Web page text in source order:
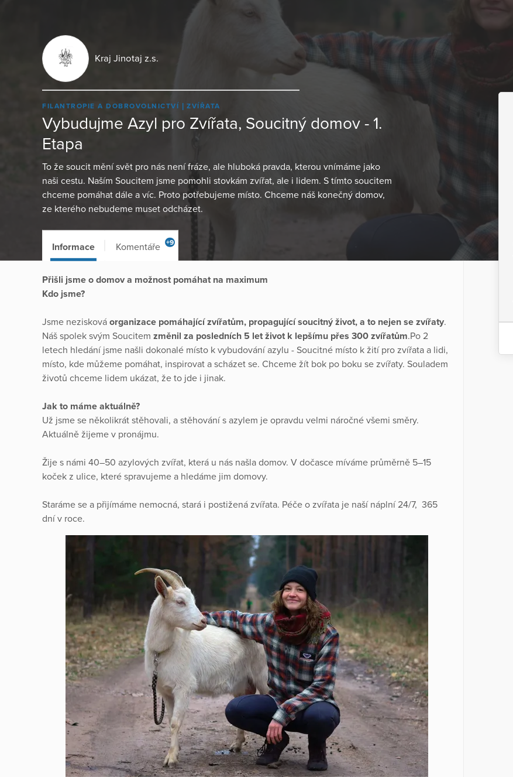
Kraj Jinotaj z.s.
FILANTROPIE A DOBROVOLNICTVÍ ZVÍŘATA
Vybudujme Azyl pro Zvířata, Soucitný domov - 1.
Etapa
To že soucit mění svět pro nás není fráze, ale hluboká pravda, kterou vnímáme jako
naši cestu. Naším Soucitem jsme pomohli stovkám zvířat, ale i lidem. S tímto soucitem
chceme pomáhat dále a víc. Proto potřebujeme místo. Chceme náš konečný domov,
ze kterého nebudeme muset odcházet.
Informace Komentáře +9
Přišli jsme o domov a možnost pomáhat na maximum
Kdo jsme?
Jsme nezisková organizace pomáhající zvířatům, propagující soucitný život, a to nejen se zvířaty.
Náš spolek svým Soucitem změnil za posledních 5 let život k lepšímu přes 300 zvířatům.Po 2
letech hledání jsme našli dokonalé místo k vybudování azylu - Soucitné místo k žití pro zvířata a lidi,
místo, kde můžeme pomáhat, inspirovat a scházet se. Chceme žít bok po boku se zvířaty. Souladem
životů chceme lidem ukázat, že to jde i jinak.
Jak to máme aktuálně?
Už jsme se několikrát stěhovali, a stěhování s azylem je opravdu velmi náročné všemi směry.
Aktuálně žijeme v pronájmu.
Žije s námi 40–50 azylových zvířat, která u nás našla domov. V dočasce míváme průměrně 5–15
koček z ulice, které spravujeme a hledáme jim domovy.
Staráme se a přijímáme nemocná, stará i postižená zvířata. Péče o zvířata je naší náplní 24/7, 365
dní v roce.